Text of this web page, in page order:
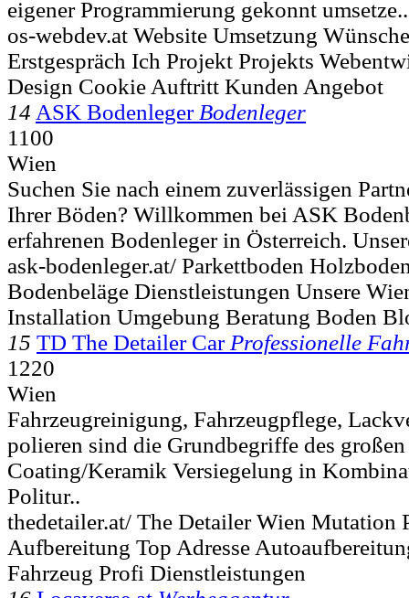
eigener Programmierung gekonnt
os-webdev.at Website Umsetzung
Erstgespräch Ich Projekt Projekts
Design Cookie Auftritt Kunden Angebot
14 ASK Bodenleger Bodenleger
1100
Wien
Suchen Sie nach einem zuverlässigen
Ihrer Böden? Willkommen bei ASK
erfahrenen Bodenleger in Österreich.
ask-bodenleger.at/ Parkettboden
Bodenbeläge Dienstleistungen Unsere
Installation Umgebung Beratung Boden
15 TD The Detailer Car Professionelle
1220
Wien
Fahrzeugreinigung, Fahrzeugpflege,
polieren sind die Grundbegriffe des
Coating/Keramik Versiegelung in
Politur..
thedetailer.at/ The Detailer Wien Mutation
Aufbereitung Top Adresse
Fahrzeug Profi Dienstleistungen